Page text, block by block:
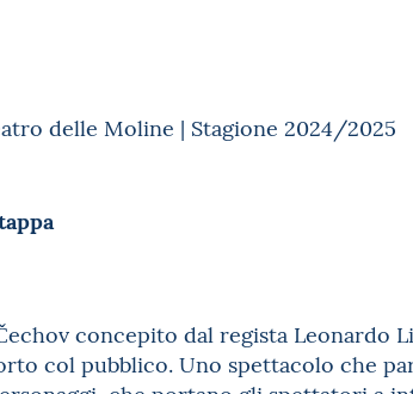
delle Moline | Stagione 2024/2025
concepito dal regista Leonardo
col pubblico. Uno spettacolo che